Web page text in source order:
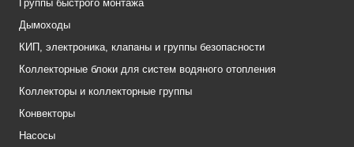
Группы быстрого монтажа
Дымоходы
КИП, электроника, клапаны и группы безопасности
Коллекторные блоки для систем водяного отопления
Коллекторы и коллекторные группы
Конвекторы
Насосы